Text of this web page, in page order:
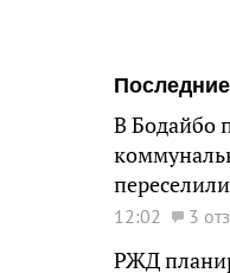
В Бодайбо
12:02 3
РЖД